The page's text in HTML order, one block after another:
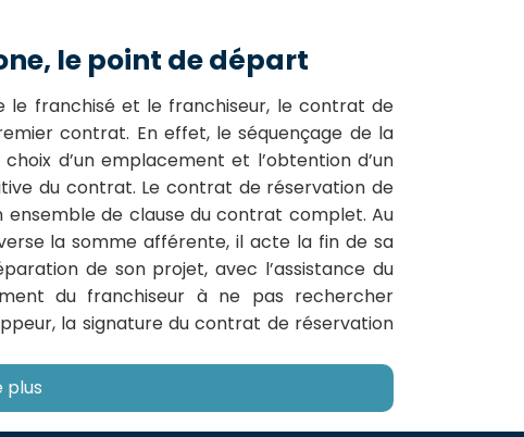
le point de départ
le franchisé et le franchiseur, le contrat de
contrat. En effet, le séquençage de la
d’un emplacement et l’obtention d’un
du contrat. Le contrat de réservation de
de clause du contrat complet. Au
la somme afférente, il acte la fin de sa
de son projet, avec l’assistance du
du franchiseur à ne pas rechercher
la signature du contrat de réservation
plus